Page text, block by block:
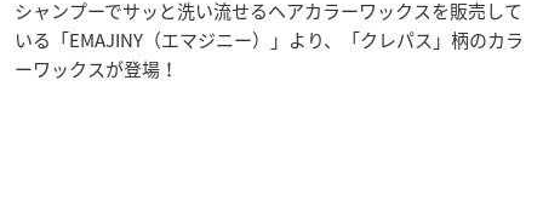
シャンプーでサッと洗い流せるヘアカラーワックスを販売して
いる「EMAJINY（エマジニー）」より、「クレパス」柄のカラ
ーワックスが登場！